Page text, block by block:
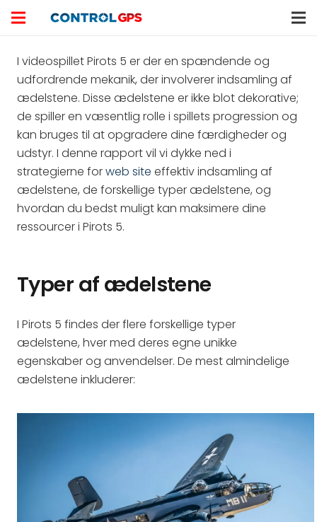
I videospillet Pirots 5 er der en spændende og
udfordrende mekanik, der involverer indsamling af
ædelstene. Disse ædelstene er ikke blot dekorative;
de spiller en væsentlig rolle i spillets progression og
kan bruges til at opgradere dine færdigheder og
udstyr. I denne rapport vil vi dykke ned i
strategierne forweb site effektiv indsamling af
ædelstene, de forskellige typer ædelstene, og
hvordan du bedst muligt kan maksimere dine
ressourcer i Pirots 5.
Typer af ædelstene
I Pirots 5 findes der flere forskellige typer
ædelstene, hver med deres egne unikke
egenskaber og anvendelser. De mest almindelige
ædelstene inkluderer: